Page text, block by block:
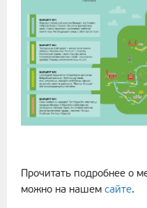
Прочитать подробнее о
можно на нашем сайте.